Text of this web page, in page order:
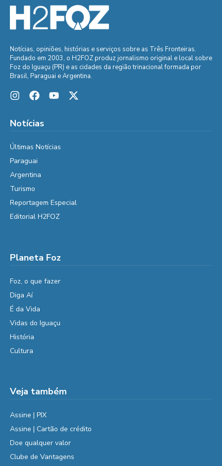
Notícias, opiniões, histórias e serviços sobre as Três Fronteiras.
Fundado em 2003, o H2FOZ produz jornalismo original e local sobre
Foz do Iguaçu (PR) e as cidades da região trinacional formada por
Brasil, Paraguai e Argentina.
Notícias
Últimas Notícias
Paraguai
Argentina
Turismo
Reportagem Especial
Editorial H2FOZ
Planeta Foz
Foz, o que fazer
Diga Aí
É da Vida
Vidas do Iguaçu
História
Cultura
Veja também
Assine | PIX
Assine | Cartão de crédito
Doe qualquer valor
Clube de Vantagens